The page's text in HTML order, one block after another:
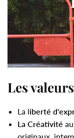
Les
La liberté
La Créativité